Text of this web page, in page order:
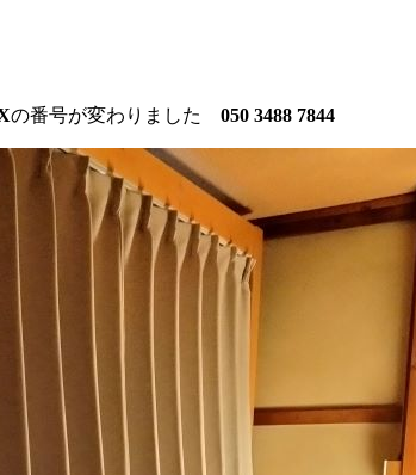
の番号が変わりました 050 3488 7844